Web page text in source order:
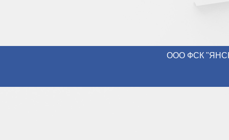
ООО ФСК "ЯНСН-